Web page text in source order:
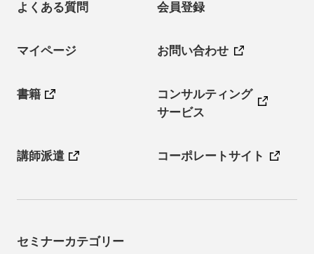
よくある質問 会員登録
マイページ お問い合わせ
書籍
コンサルティング
サービス
講師派遣 コーポレートサイト
セミナーカテゴリー